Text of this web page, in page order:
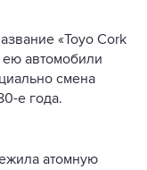
«Toyo Cork
ею автомобили
смена
е года.
атомную